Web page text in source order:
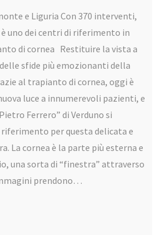
e Liguria Con 370 interventi,
è uno dei centri di riferimento in
di cornea Restituire la vista a
sfide più emozionanti della
al trapianto di cornea, oggi è
luce a innumerevoli pazienti, e
Ferrero” di Verduno si
per questa delicata e
La cornea è la parte più esterna e
una sorta di “finestra” attraverso
prendono…